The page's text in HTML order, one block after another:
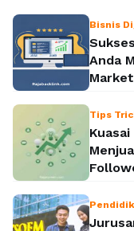
Bisnis
Anda
Tips